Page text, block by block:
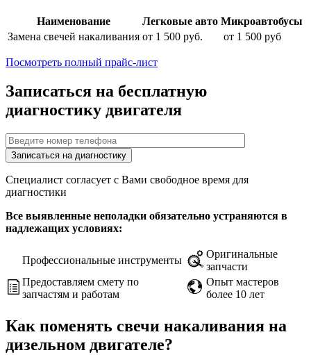
Наименование Легковые авто Микроавтобусы
Замена свечей накаливания от 1 500 руб. от 1 500 руб
Посмотреть полный прайс-лист
Записаться на бесплатную
диагностику двигателя
Специалист согласует с Вами свободное время для
диагностики
Все выявленные неполадки обязательно устраняются в
надлежащих условиях:
Профессиональные инструменты
Оригинальные
запчасти
Предоставляем смету по
запчастям и работам
Опыт мастеров
более 10 лет
Как поменять свечи накаливания на
дизельном двигателе?